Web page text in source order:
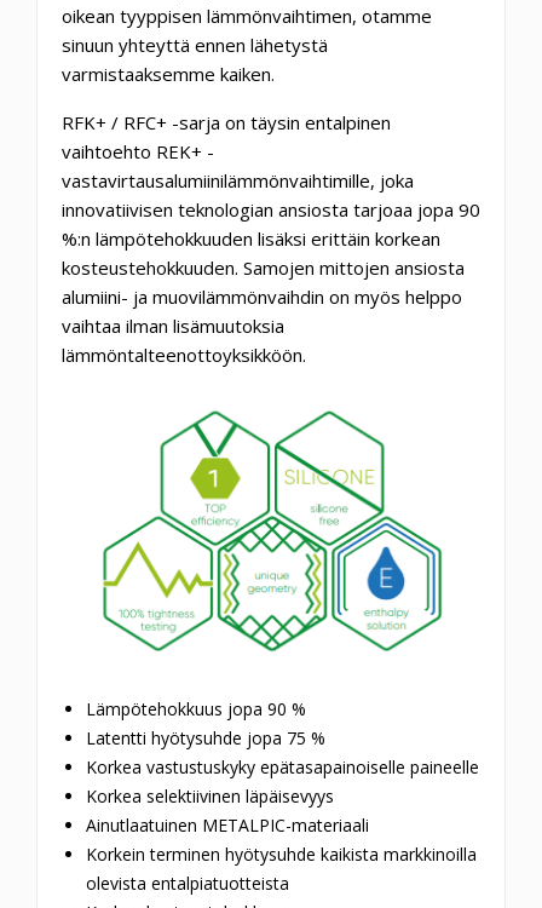
oikean tyyppisen lämmönvaihtimen, otamme
sinuun yhteyttä ennen lähetystä
varmistaaksemme kaiken.
RFK+ / RFC+ -sarja on täysin entalpinen
vaihtoehto REK+ -
vastavirtausalumiinilämmönvaihtimille, joka
innovatiivisen teknologian ansiosta tarjoaa jopa 90
%:n lämpötehokkuuden lisäksi erittäin korkean
kosteustehokkuuden. Samojen mittojen ansiosta
alumiini- ja muovilämmönvaihdin on myös helppo
vaihtaa ilman lisämuutoksia
lämmöntalteenottoyksikköön.
Lämpötehokkuus jopa 90 %
Latentti hyötysuhde jopa 75 %
Korkea vastustuskyky epätasapainoiselle paineelle
Korkea selektiivinen läpäisevyys
Ainutlaatuinen METALPIC-materiaali
Korkein terminen hyötysuhde kaikista markkinoilla
olevista entalpiatuotteista